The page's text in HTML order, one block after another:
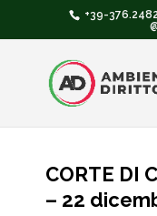
+39-
CORTE DI
– 22